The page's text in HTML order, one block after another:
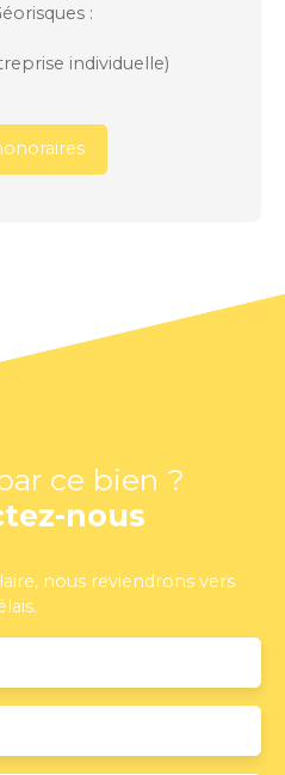
:
individuelle)
ce bien ?
nous
nous reviendrons vers